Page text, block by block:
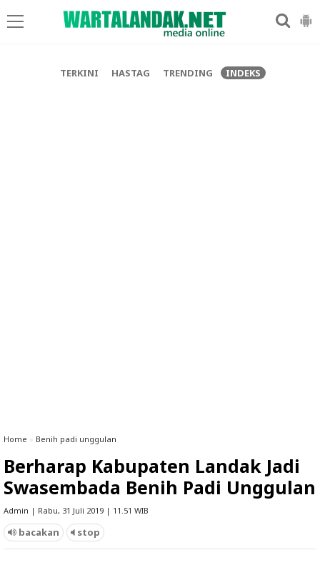
TERKINI HASTAG TRENDING INDEKS
Home » Benih padi unggulan
Berharap Kabupaten Landak Jadi
Swasembada Benih Padi Unggulan
Admin | Rabu, 31 Juli 2019 | 11.51 WIB
bacakan stop